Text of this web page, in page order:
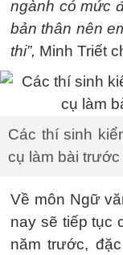
ngành có mức
bản thân nên
thi”, Minh Triết
Các thí sinh
cụ làm bài
Về môn Ngữ
nay sẽ tiếp tục
năm trước,